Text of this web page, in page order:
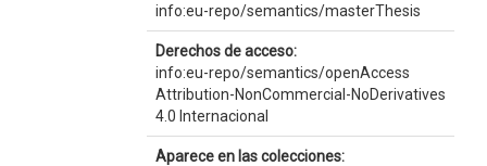
info:eu-repo/semantics/masterThesis
Derechos de acceso:
info:eu-repo/semantics/openAccess
Attribution-NonCommercial-NoDerivatives
4.0 Internacional
Aparece en las colecciones: